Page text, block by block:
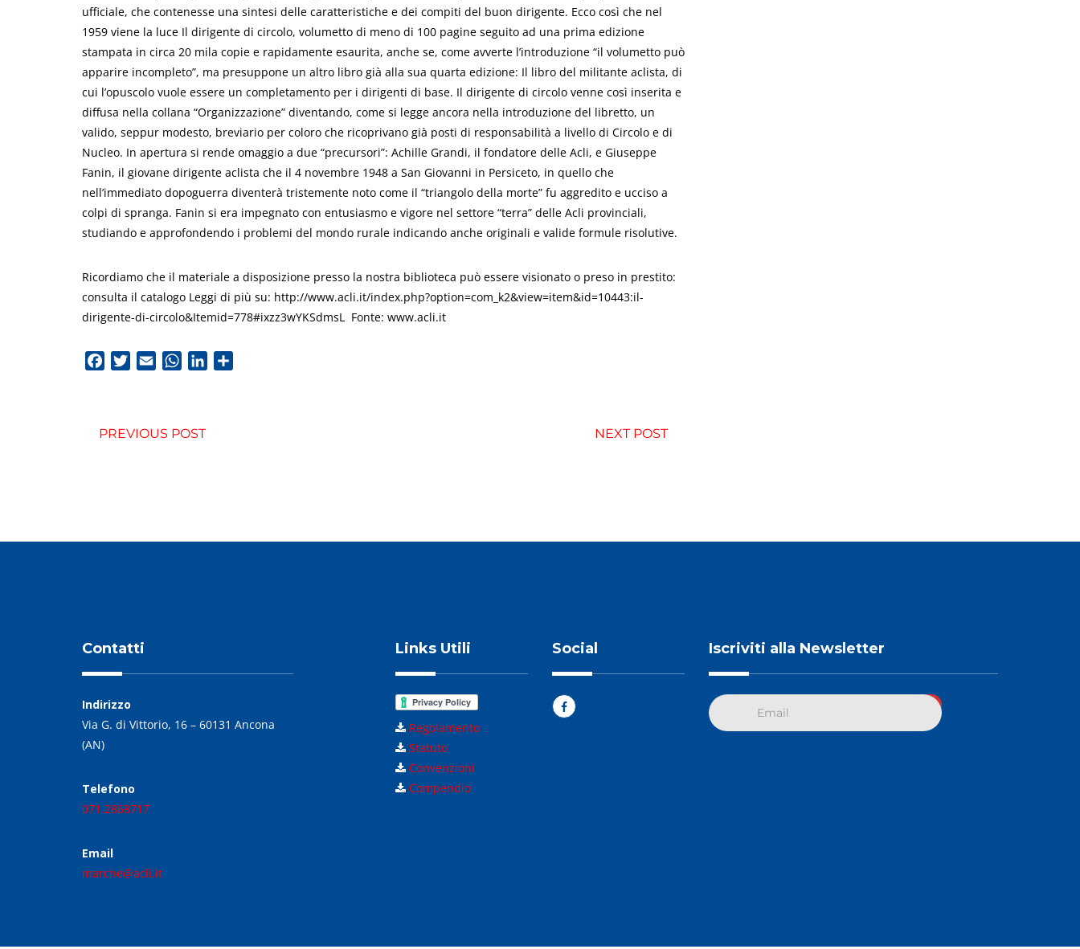
ufficiale, che contenesse una sintesi delle caratteristiche e dei compiti del buon dirigente. Ecco così che nel
1959 viene la luce Il dirigente di circolo, volumetto di meno di 100 pagine seguito ad una prima edizione
stampata in circa 20 mila copie e rapidamente esaurita, anche se, come avverte l’introduzione “il volumetto può
apparire incompleto”, ma presuppone un altro libro già alla sua quarta edizione: Il libro del militante aclista, di
cui l’opuscolo vuole essere un completamento per i dirigenti di base. Il dirigente di circolo venne così inserita e
diffusa nella collana “Organizzazione” diventando, come si legge ancora nella introduzione del libretto, un
valido, seppur modesto, breviario per coloro che ricoprivano già posti di responsabilità a livello di Circolo e di
Nucleo. In apertura si rende omaggio a due “precursori”: Achille Grandi, il fondatore delle Acli, e Giuseppe
Fanin, il giovane dirigente aclista che il 4 novembre 1948 a San Giovanni in Persiceto, in quello che
nell’immediato dopoguerra diventerà tristemente noto come il “triangolo della morte” fu aggredito e ucciso a
colpi di spranga. Fanin si era impegnato con entusiasmo e vigore nel settore “terra” delle Acli provinciali,
studiando e approfondendo i problemi del mondo rurale indicando anche originali e valide formule risolutive.
Ricordiamo che il materiale a disposizione presso la nostra biblioteca può essere visionato o preso in prestito:
consulta il catalogo Leggi di più su: http://www.acli.it/index.php?option=com_k2&view=item&id=10443:il-
dirigente-di-circolo&Itemid=778#ixzz3wYKSdmsL Fonte: www.acli.it
FacebookTwitterEmail WhatsApp
LinkedIn
PREVIOUS POST NEXT POST
Contatti
Indirizzo
Via G. di Vittorio, 16 – 60131 Ancona
(AN)
Telefono
071.2868717
Email
marche@acli.it
Links Utili
Regolamento
Statuto
Convenzioni
Compendio
Social Iscriviti alla Newsletter